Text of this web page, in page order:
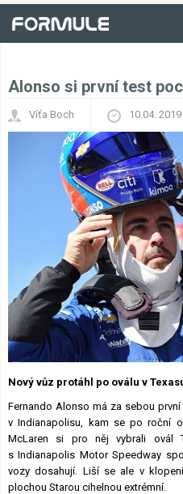
Alonso si první test
Víťa Boch 10.04. 2019
Nový vůz protáhl po oválu v
Fernando Alonso má za sebou
v Indianapolisu, kam se po roční
McLaren si pro něj vybrali ovál
s Indianapolis Motor Speedway
vozy dosahují. Liší se ale v
plochou Starou cihelnou extrémní.